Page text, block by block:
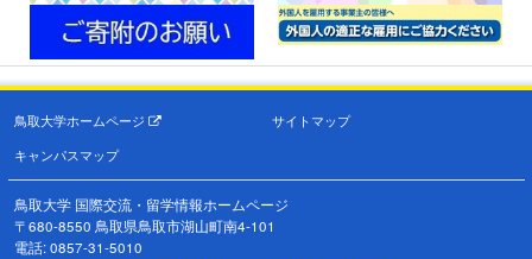
鳥取大学ホームページ
サイトマップ
キャンパスマップ
鳥取大学 国際交流・留学情報ホームページ
〒680-8550 鳥取県鳥取市湖山町南4-101
電話: 0857-31-5010